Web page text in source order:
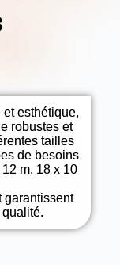
esthétique,
robustes et
tailles
de besoins
m, 18 x 10
garantissent